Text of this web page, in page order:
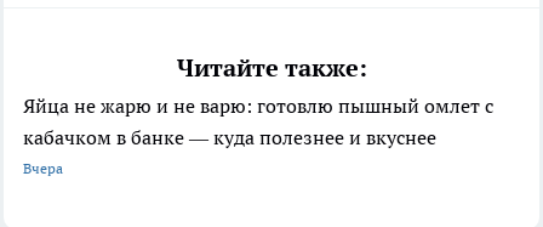
Читайте также:
Яйца не жарю и не варю: готовлю пышный омлет с
кабачком в банке — куда полезнее и вкуснее
Вчера